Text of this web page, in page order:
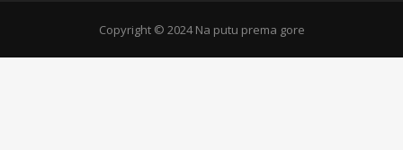
Copyright © 2024 Na putu prema gore